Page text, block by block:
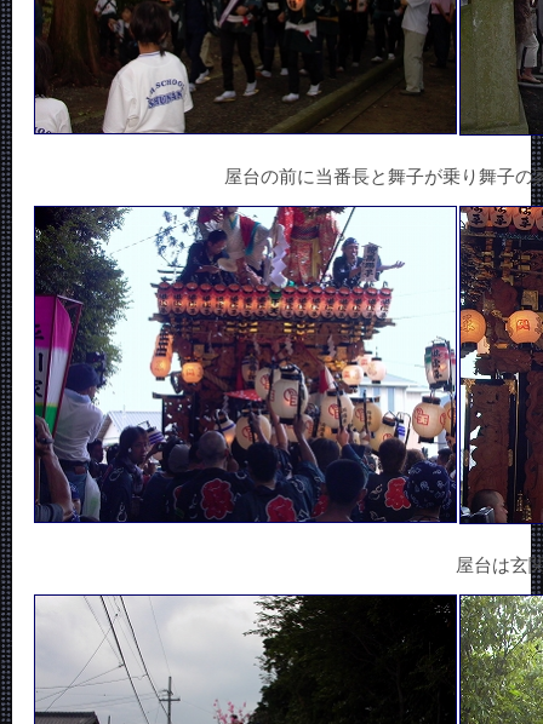
屋台の前に当番長と舞子が乗り舞子の
屋台は玄